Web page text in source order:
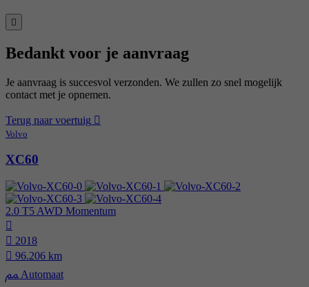
Bedankt voor je aanvraag
Je aanvraag is succesvol verzonden. We zullen zo snel mogelijk
contact met je opnemen.
Terug naar voertuig
Volvo
XC60
2.0 T5 AWD Momentum
2018
96.206 km
Automaat